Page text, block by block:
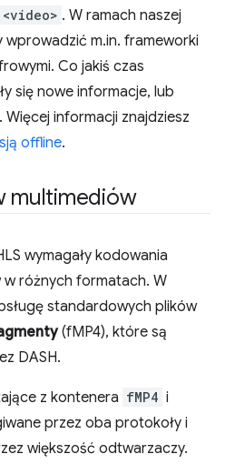
<video> . W ramach naszej
wprowadzić m.in. frameworki
Co jakiś czas
się nowe informacje, lub
informacji znajdziesz
offline.
multimediów
wymagały kodowania
różnych formatach. W
standardowych plików
(fMP4), które są
DASH.
z kontenera fMP4 i
przez oba protokoły i
większość odtwarzaczy.